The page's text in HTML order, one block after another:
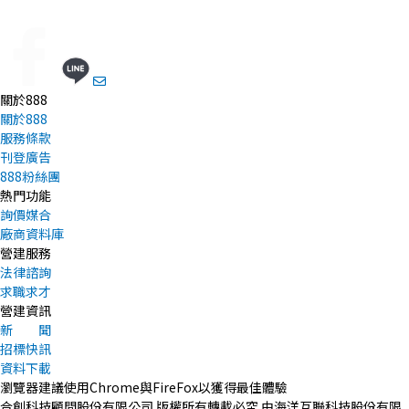
關於888
關於888
服務條款
刊登廣告
888粉絲團
熱門功能
詢價媒合
廠商資料庫
營建服務
法律諮詢
求職求才
營建資訊
新 聞
招標快訊
資料下載
瀏覽器建議使用Chrome與FireFox以獲得最佳體驗